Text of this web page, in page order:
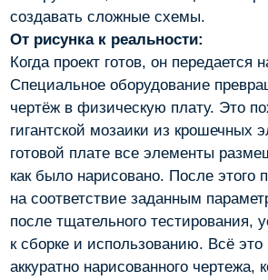
создавать сложные схемы.
От рисунка к реальности:
Когда проект готов, он передается
Специальное оборудование
чертёж в физическую плату. Это
гигантской мозаики из крошечных
готовой плате все элементы
как было нарисовано. После этого
на соответствие заданным
после тщательного тестирования,
к сборке и использованию. Всё это
аккуратно нарисованного чертежа,